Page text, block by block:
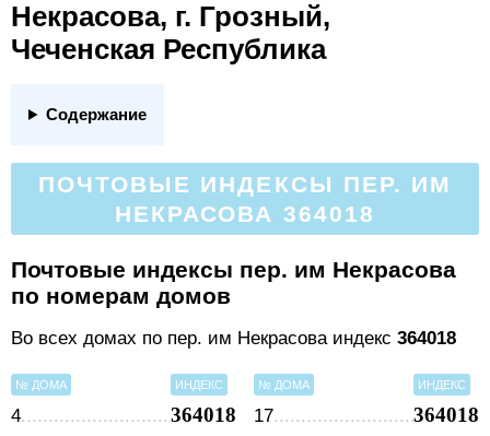
Некрасова, г. Грозный,
Чеченская Республика
Содержание
ПОЧТОВЫЕ ИНДЕКСЫ ПЕР. ИМ
НЕКРАСОВА 364018
Почтовые индексы пер. им Некрасова
по номерам домов
Во всех домах по пер. им Некрасова индекс 364018
№ ДОМА ИНДЕКС
4 364018
№ ДОМА ИНДЕКС
17 364018